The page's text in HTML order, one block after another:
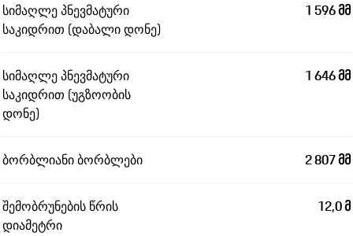
სიმაღლე პნევმატური
საკიდრით (დაბალი დონე)
1 596 მმ
სიმაღლე პნევმატური
საკიდრით (უგზოობის
დონე)
1 646 მმ
ბორბლიანი ბორბლები 2 807 მმ
შემობრუნების წრის
დიამეტრი
12,0 მ